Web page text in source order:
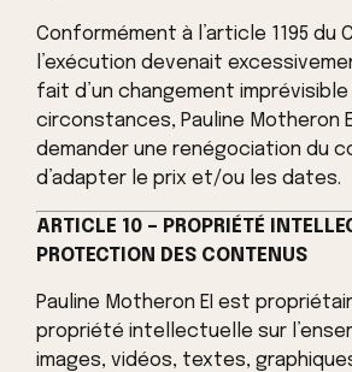
Conformément à l’article 1195 du
l’exécution devenait
fait d’un changement imprévisible
circonstances, Pauline Motheron
demander une renégociation du
d’adapter le prix et/ou les dates.
ARTICLE 10 – PROPRIÉTÉ
PROTECTION DES CONTENUS
Pauline Motheron EI est
propriété intellectuelle sur
images, vidéos, textes,